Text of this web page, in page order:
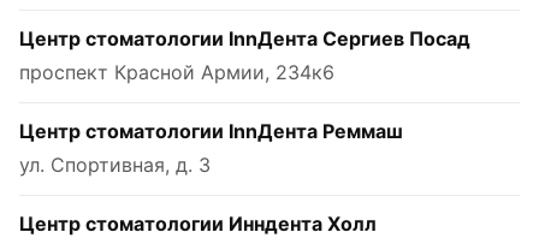
Центр стоматологии InnДента Сергиев Посад
проспект Красной Армии, 234к6
Центр стоматологии InnДента Реммаш
ул. Спортивная, д. 3
Центр стоматологии Инндента Холл